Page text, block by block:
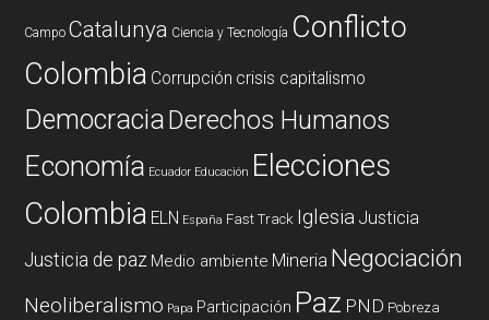
Campo Catalunya Ciencia y Tecnología Conflicto
Colombia Corrupción crisis capitalismo
DemocraciaDerechos Humanos
Economía Ecuador Educación Elecciones
Colombia ELN España Fast Track Iglesia Justicia
Justicia de paz Medio ambiente Mineria Negociación
Neoliberalismo Papa Participación Paz PND Pobreza